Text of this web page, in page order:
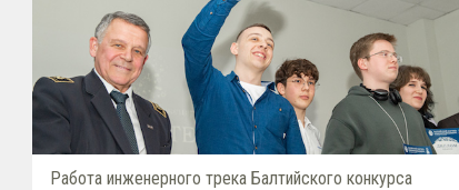
Работа инженерного трека Балтийского конкурса